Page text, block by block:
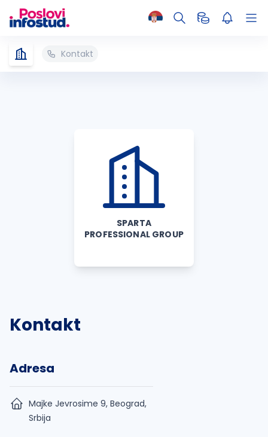
Kontakt
SPARTA
PROFESSIONAL GROUP
Kontakt
Adresa
Majke Jevrosime 9, Beograd,
Srbija